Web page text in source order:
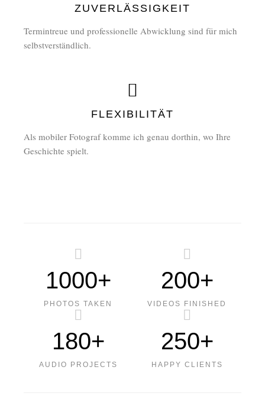
ZUVERLÄSSIGKEIT
Termintreue und professionelle Abwicklung sind für mich
selbstverständlich.
FLEXIBILITÄT
Als mobiler Fotograf komme ich genau dorthin, wo Ihre
Geschichte spielt.
1000+
PHOTOS TAKEN
200+
VIDEOS FINISHED
180+
AUDIO PROJECTS
250+
HAPPY CLIENTS